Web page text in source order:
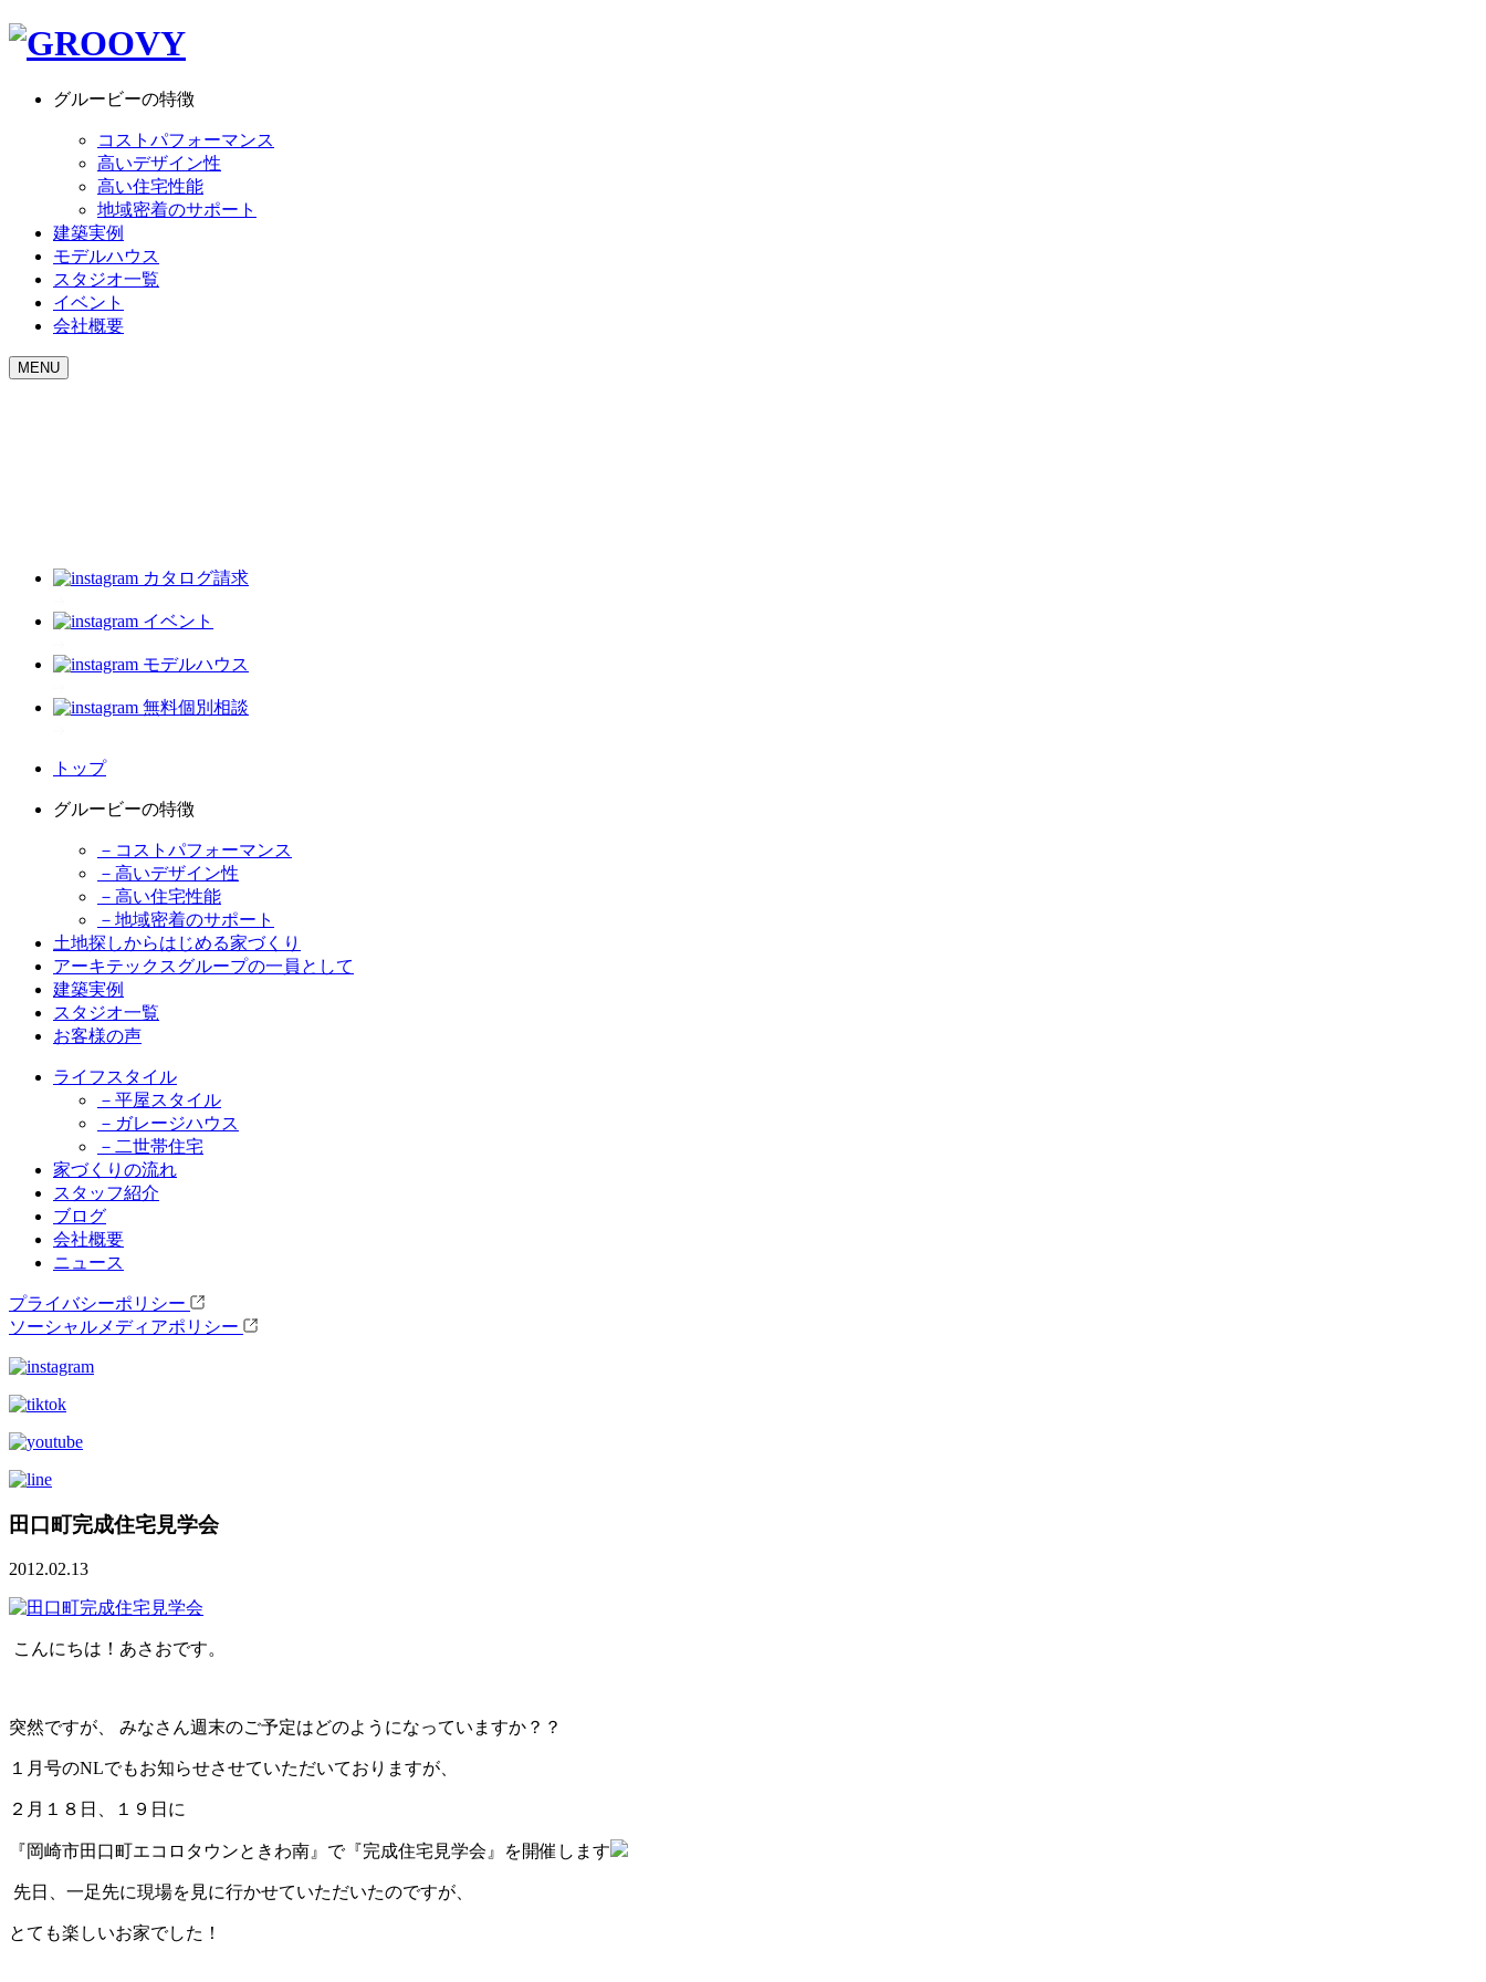
グルービーの特徴
コストパフォーマンス
高いデザイン性
高い住宅性能
地域密着のサポート
建築実例
モデルハウス
スタジオ一覧
イベント
会社概要
MENU
カタログ請求
イベント
モデルハウス
無料個別相談
トップ
グルービーの特徴
－コストパフォーマンス
－高いデザイン性
－高い住宅性能
－地域密着のサポート
土地探しからはじめる家づくり
アーキテックスグループの一員として
建築実例
スタジオ一覧
お客様の声
ライフスタイル
－平屋スタイル
－ガレージハウス
－二世帯住宅
家づくりの流れ
スタッフ紹介
ブログ
会社概要
ニュース
プライバシーポリシー
ソーシャルメディアポリシー
田口町完成住宅見学会
2012.02.13
こんにちは！あさおです。
突然ですが、 みなさん週末のご予定はどのようになっていますか？？
１月号のNLでもお知らせさせていただいておりますが、
２月１８日、１９日に
『岡崎市田口町エコロタウンときわ南』で『完成住宅見学会』を開催します
先日、一足先に現場を見に行かせていただいたのですが、
とても楽しいお家でした！